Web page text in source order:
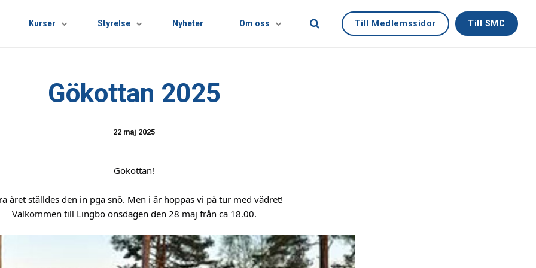
Kurser Styrelse Nyheter Om oss Till Medlemssidor Till SMC
Gökottan 2025
22 maj 2025
Gökottan!
året ställdes den in pga snö. Men i år hoppas vi på tur med vädret!
Välkommen till Lingbo onsdagen den 28 maj från ca 18.00.